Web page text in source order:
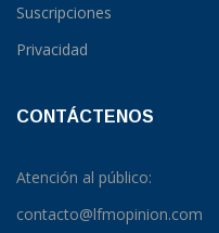
Suscripciones
Privacidad
CONTÁCTENOS
Atención al público:
contacto@lfmopinion.com